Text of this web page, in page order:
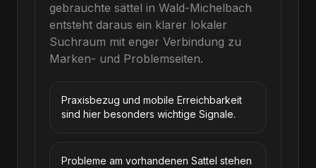
gebrauchte sättel in Wald-Michelbach
entsteht daraus ein klarer lokaler
Suchraum mit enger Verbindung zu
Marken- und Problemseiten.
Praxisbezug und mobile Erreichbarkeit
sind hier besonders wichtige Signale.
Probleme am vorhandenen Sattel stehen